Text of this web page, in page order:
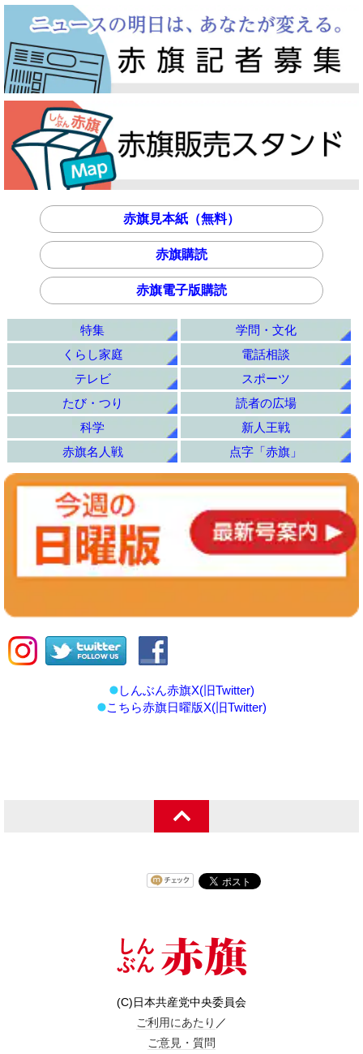
赤旗見本紙（無料）
赤旗購読
赤旗電子版購読
特集
学問・文化
くらし家庭
電話相談
テレビ
スポーツ
たび・つり
読者の広場
科学
新人王戦
赤旗名人戦
点字「赤旗」
しんぶん赤旗X(旧Twitter)
こちら赤旗日曜版X(旧Twitter)
(C)日本共産党中央委員会
ご利用にあたり ／
ご意見・質問